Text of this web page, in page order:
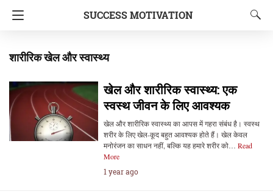
SUCCESS MOTIVATION
शारीरिक खेल और स्वास्थ्य
खेल और शारीरिक स्वास्थ्य: एक
स्वस्थ जीवन के लिए आवश्यक
खेल और शारीरिक स्वास्थ्य का आपस में गहरा संबंध है। स्वस्थ
शरीर के लिए खेल-कूद बहुत आवश्यक होते हैं। खेल केवल
मनोरंजन का साधन नहीं, बल्कि यह हमारे शरीर को… Read
More
1 year ago